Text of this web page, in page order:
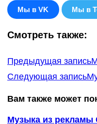
Мы в VK Мы в
Смотреть также:
Еще
статьи
Предыдущая запись
Следующая запись
Вам также может
Музыка из рекламы